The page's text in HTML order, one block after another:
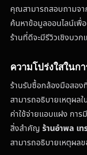
คุณสามารถสอบถามจา
ค้นหาข้อมูลออนไลน์เพื่
ร้านที่ดีจะมีรีวิวเชิงบว
ความโปร่งใสในก
ร้านรับซื้อกล้องมือสอง
สามารถอธิบายเหตุผลใ
ค่าใช้จ่ายแอบแฝง การ
สิ่งสำคัญ ร้านอำพล เ
สามารถอธิบายเหตุผล